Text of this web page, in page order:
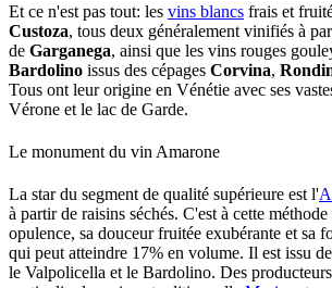
Et ce n'est pas tout: les vins blancs frais et
Custoza, tous deux généralement vinifiés à
de Garganega, ainsi que les vins rouges
Bardolino issus des cépages Corvina,
Tous ont leur origine en Vénétie avec ses
Vérone et le lac de Garde.
Le monument du vin Amarone
La star du segment de qualité supérieure est l'
à partir de raisins séchés. C'est à cette
opulence, sa douceur fruitée exubérante et sa
qui peut atteindre 17% en volume. Il est issu
le Valpolicella et le Bardolino. Des